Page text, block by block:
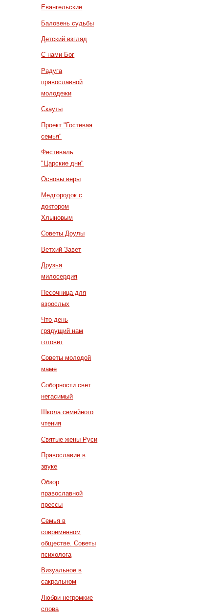
Евангельские
Баловень судьбы
Детский взгляд
С нами Бог
Радуга
православной
молодежи
Скауты
Проект "Гостевая
семья"
Фестиваль
"Царские дни"
Основы веры
Медгородок с
доктором
Хлыновым
Советы Доулы
Ветхий Завет
Друзья
милосердия
Песочница для
взрослых
Что день
грядущий нам
готовит
Советы молодой
маме
Соборности свет
негасимый
Школа семейного
чтения
Святые жены Руси
Православие в
звуке
Обзор
православной
прессы
Семья в
современном
обществе. Советы
психолога
Визуальное в
сакральном
Любви негромкие
слова